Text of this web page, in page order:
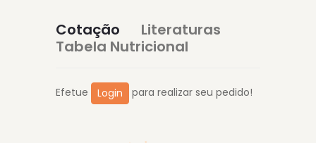
Cotação
Literaturas
Tabela Nutricional
Efetue Login para realizar seu pedido!